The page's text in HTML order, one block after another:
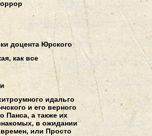
доцента Юрского
как все
идальго
и его верного
Панса, а также их
в ожидании
или Просто